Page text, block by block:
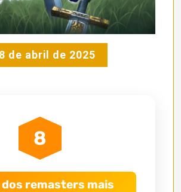
8 de abril de 2025
8
dos remasters mais